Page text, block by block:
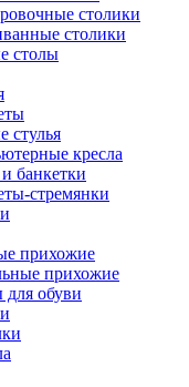
столики
столики
столы
стулья
кресла
банкетки
стремянки
прихожие
прихожие
обуви